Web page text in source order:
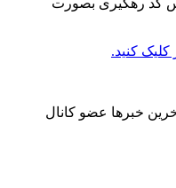
کد رهگیری بصورت
کنید.
خبرها عضو کانال